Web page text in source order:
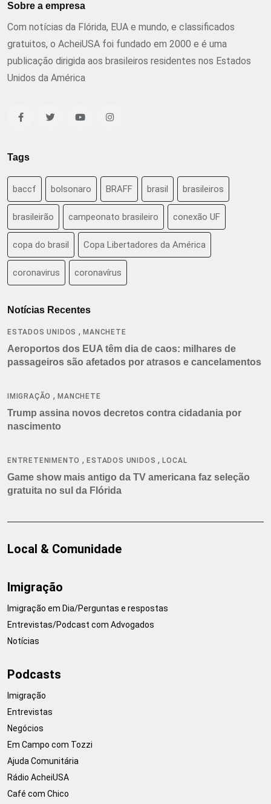
Sobre a empresa
Com notícias da Flórida, EUA e mundo, e classificados
gratuitos, o AcheiUSA foi fundado em 2000 e é uma
publicação dirigida aos brasileiros residentes nos Estados
Unidos da América
Tags
baccf bolsonaro BRAFF brasil brasileiros
brasileirão campeonato brasileiro conexão UF
copa do brasil Copa Libertadores da América
coronavirus coronavírus
Notícias Recentes
ESTADOS UNIDOS ,MANCHETE
Aeroportos dos EUA têm dia de caos: milhares de
passageiros são afetados por atrasos e cancelamentos
IMIGRAÇÃO ,MANCHETE
Trump assina novos decretos contra cidadania por
nascimento
ENTRETENIMENTO ,ESTADOS UNIDOS ,LOCAL
Game show mais antigo da TV americana faz seleção
gratuita no sul da Flórida
Local & Comunidade
Imigração
Imigração em Dia/Perguntas e respostas
Entrevistas/Podcast com Advogados
Notícias
Podcasts
Imigração
Entrevistas
Negócios
Em Campo com Tozzi
Ajuda Comunitária
Rádio AcheiUSA
Café com Chico